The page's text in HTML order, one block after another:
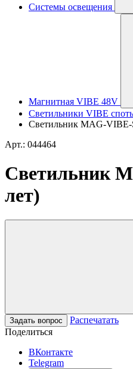
Системы освещения
Магнитная VIBE 48V
Светильники VIBE
Светильник MAG-VIBE-
Арт.: 044464
Светильник
лет)
Задать вопрос
Распечатать
Поделиться
ВКонтакте
Telegram